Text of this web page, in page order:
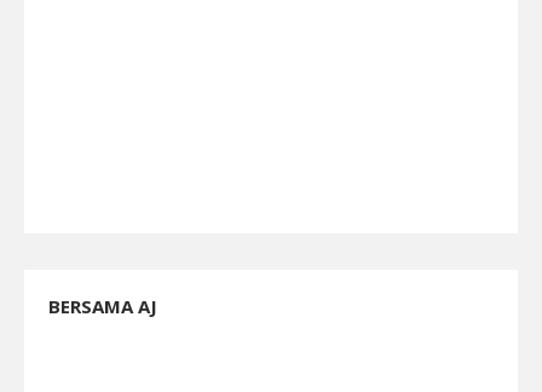
BERSAMA AJ